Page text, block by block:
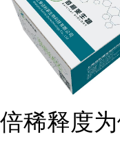
倍稀释度